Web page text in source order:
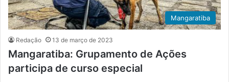
Mangaratiba
Redação 13 de março de 2023
Mangaratiba: Grupamento de Ações
participa de curso especial